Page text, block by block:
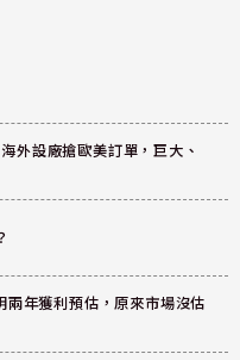
外設廠搶歐美訂單，巨大、
年獲利預估，原來市場沒估